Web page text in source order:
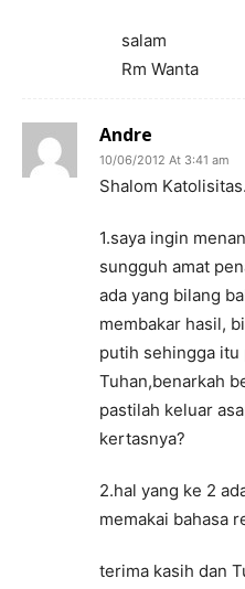
salam
Rm Wanta
Andre
10/06/2012 At 3:41 am
Shalom
1.saya ingin
sungguh amat
ada yang bilang
membakar hasil,
putih sehingga
Tuhan,benarkah
pastilah keluar
kertasnya?
2.hal yang ke 2
memakai bahasa
terima kasih dan